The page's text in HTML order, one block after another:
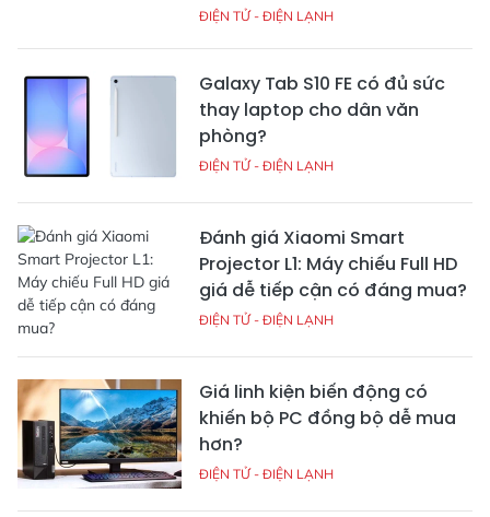
ĐIỆN TỬ - ĐIỆN LẠNH
Galaxy Tab S10 FE có đủ sức
thay laptop cho dân văn
phòng?
ĐIỆN TỬ - ĐIỆN LẠNH
Đánh giá Xiaomi Smart
Projector L1: Máy chiếu Full HD
giá dễ tiếp cận có đáng mua?
ĐIỆN TỬ - ĐIỆN LẠNH
Giá linh kiện biến động có
khiến bộ PC đồng bộ dễ mua
hơn?
ĐIỆN TỬ - ĐIỆN LẠNH